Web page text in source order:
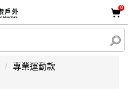
0
專業運動款